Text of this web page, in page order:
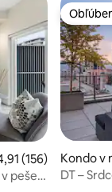
(156)
pešej
Kondo v
DT –